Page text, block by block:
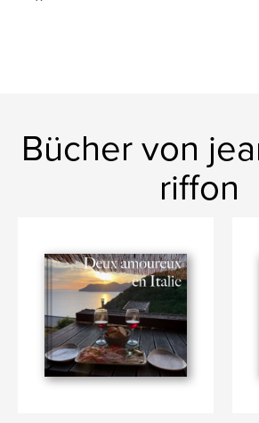
Bücher von
riffon